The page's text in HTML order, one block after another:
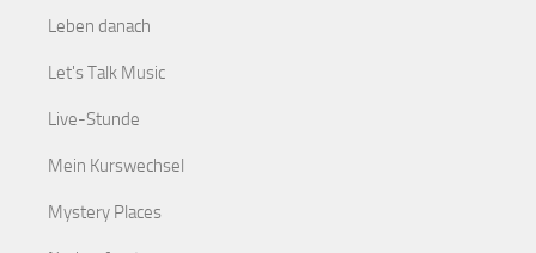
Leben danach
Let's Talk Music
Live-Stunde
Mein Kurswechsel
Mystery Places